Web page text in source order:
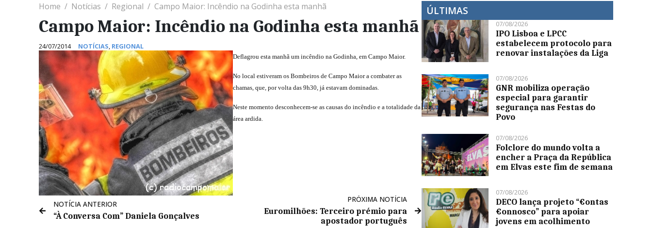
Home Notícias Regional Campo Maior: Incêndio na Godinha esta manhã
Campo Maior: Incêndio na Godinha esta manhã
24/07/2014 NOTÍCIAS, REGIONAL
Deflagrou esta manhã um incêndio na Godinha, em Campo Maior.
No local estiveram os Bombeiros de Campo Maior a combater as
chamas, que, por volta das 9h30, já estavam dominadas.
Neste momento desconhecem-se as causas do incêndio e a totalidade da
área ardida.
NOTÍCIA ANTERIOR
“À Conversa Com” Daniela Gonçalves
PRÓXIMA NOTÍCIA
Euromilhões: Terceiro prémio para
apostador português
ÚLTIMAS
07/08/2026
IPO Lisboa e LPCC
estabelecem protocolo para
renovar instalações da Liga
07/08/2026
GNR mobiliza operação
especial para garantir
segurança nas Festas do
Povo
07/08/2026
Folclore do mundo volta a
encher a Praça da República
em Elvas este fim de semana
07/08/2026
DECO lança projeto “€ontas
€onnosco” para apoiar
jovens em acolhimento